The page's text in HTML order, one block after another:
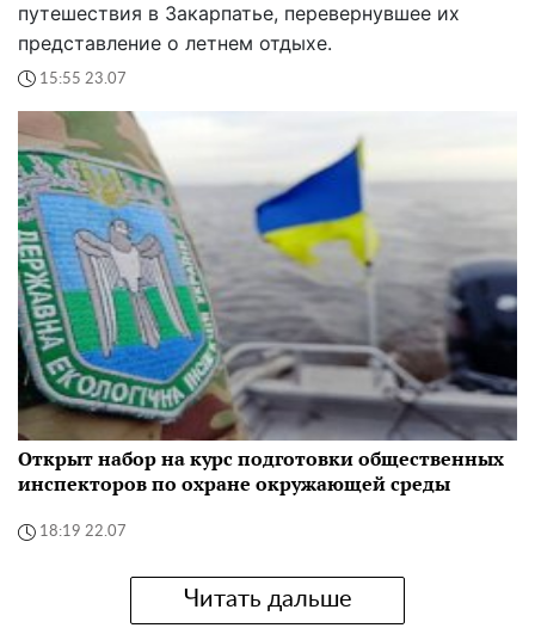
путешествия в Закарпатье, перевернувшее их
представление о летнем отдыхе.
15:55 23.07
Открыт набор на курс подготовки общественных
инспекторов по охране окружающей среды
18:19 22.07
Читать дальше